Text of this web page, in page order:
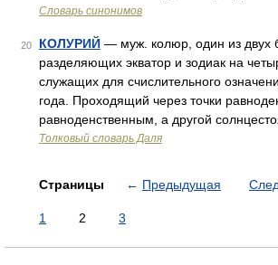
Словарь синонимов
20 КОЛУРИЙ — муж. колюр, один из двух
разделяющих экватор и зодиак на
служащих для счислительного
года. Проходящий через точки
равноденственным, а другой
Толковый словарь Даля
Страницы ← Предыдущая
1 2 3